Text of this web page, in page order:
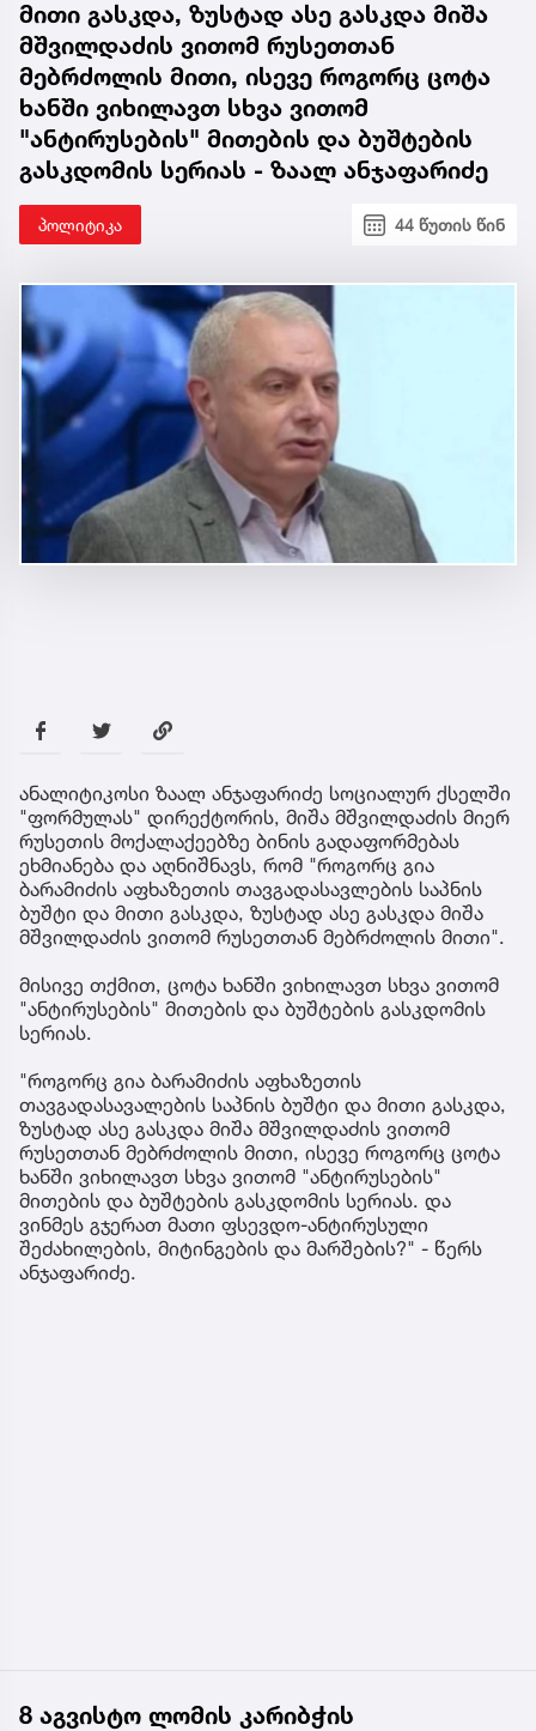
მითი გასკდა, ზუსტად ასე გასკდა მიშა
მშვილდაძის ვითომ რუსეთთან
მებრძოლის მითი, ისევე როგორც ცოტა
ხანში ვიხილავთ სხვა ვითომ
"ანტირუსების" მითების და ბუშტების
გასკდომის სერიას - ზაალ ანჯაფარიძე
პოლიტიკა 44 წუთის წინ
ანალიტიკოსი ზაალ ანჯაფარიძე სოციალურ ქსელში
"ფორმულას" დირექტორის, მიშა მშვილდაძის მიერ
რუსეთის მოქალაქეებზე ბინის გადაფორმებას
ეხმიანება და აღნიშნავს, რომ "როგორც გია
ბარამიძის აფხაზეთის თავგადასავლების საპნის
ბუშტი და მითი გასკდა, ზუსტად ასე გასკდა მიშა
მშვილდაძის ვითომ რუსეთთან მებრძოლის მითი".
მისივე თქმით, ცოტა ხანში ვიხილავთ სხვა ვითომ
"ანტირუსების" მითების და ბუშტების გასკდომის
სერიას.
"როგორც გია ბარამიძის აფხაზეთის
თავგადასავალების საპნის ბუშტი და მითი გასკდა,
ზუსტად ასე გასკდა მიშა მშვილდაძის ვითომ
რუსეთთან მებრძოლის მითი, ისევე როგორც ცოტა
ხანში ვიხილავთ სხვა ვითომ "ანტირუსების"
მითების და ბუშტების გასკდომის სერიას. და
ვინმეს გჯერათ მათი ფსევდო-ანტირუსული
შეძახილების, მიტინგების და მარშების?" - წერს
ანჯაფარიძე.
8 აგვისტო ლომის კარიბჭის